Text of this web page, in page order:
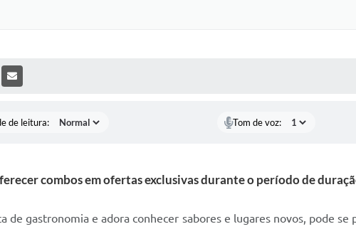
MÍDIAS
de leitura: Tom de voz:
combos em ofertas exclusivas durante o período de
de gastronomia e adora conhecer sabores e lugares novos, pode